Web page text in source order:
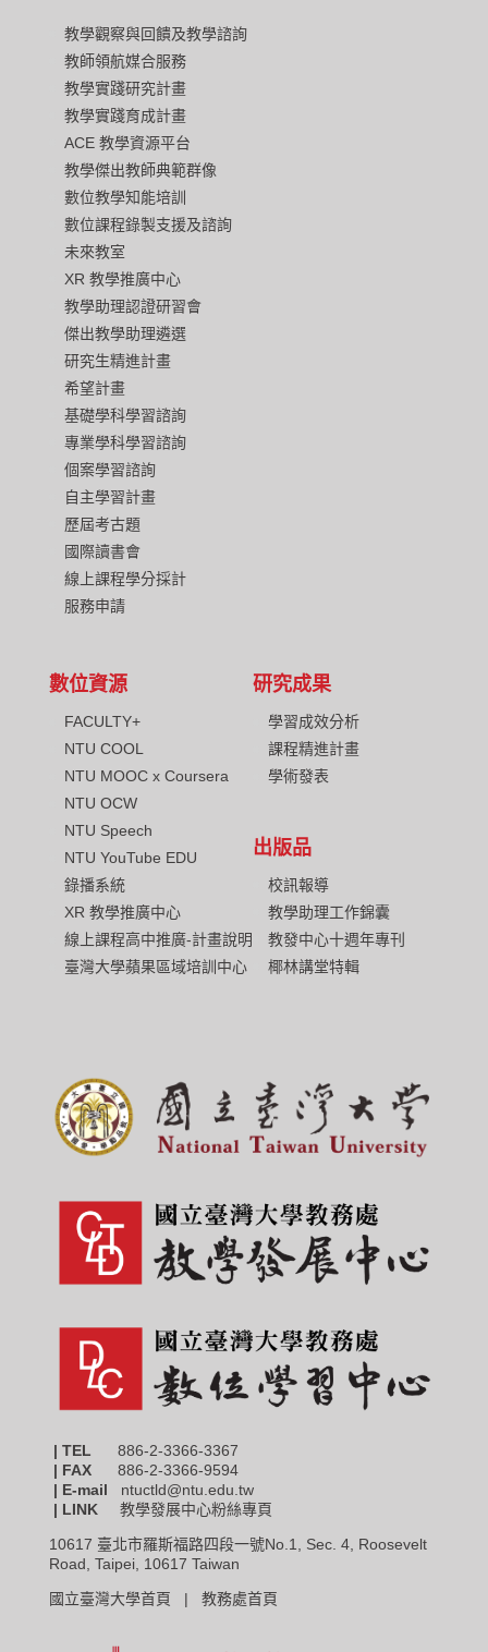
教學觀察與回饋及教學諮詢
教師領航媒合服務
教學實踐研究計畫
教學實踐育成計畫
ACE 教學資源平台
教學傑出教師典範群像
數位教學知能培訓
數位課程錄製支援及諮詢
未來教室
XR 教學推廣中心
教學助理認證研習會
傑出教學助理遴選
研究生精進計畫
希望計畫
基礎學科學習諮詢
專業學科學習諮詢
個案學習諮詢
自主學習計畫
歷屆考古題
國際讀書會
線上課程學分採計
服務申請
數位資源
FACULTY+
NTU COOL
NTU MOOC x Coursera
NTU OCW
NTU Speech
NTU YouTube EDU
錄播系統
XR 教學推廣中心
線上課程高中推廣-計畫說明
臺灣大學蘋果區域培訓中心
研究成果
學習成效分析
課程精進計畫
學術發表
出版品
校訊報導
教學助理工作錦囊
教發中心十週年專刊
椰林講堂特輯
| TEL 886-2-3366-3367
| FAX
886-2-3366-9594
| E-mail ntuctld@ntu.edu.tw
| LINK 教學發展中心粉絲專頁
10617 臺北市羅斯福路四段一號No.1, Sec. 4, Roosevelt
Road, Taipei, 10617 Taiwan
國立臺灣大學首頁 | 教務處首頁